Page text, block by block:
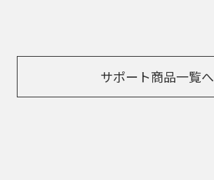
サポート商品一覧へ